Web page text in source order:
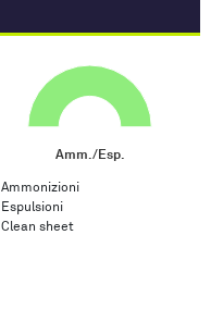
Amm./Esp.
Pie chart with 3 slices.
Amm./Esp.
End of interactive chart.
Ammonizioni
Espulsioni
Clean sheet